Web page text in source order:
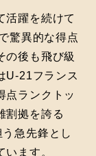
活躍を続けて
驚異的な得点
の後も飛び級
U-21フランス
点ランクトッ
割拠を誇る
急先鋒とし
ます。